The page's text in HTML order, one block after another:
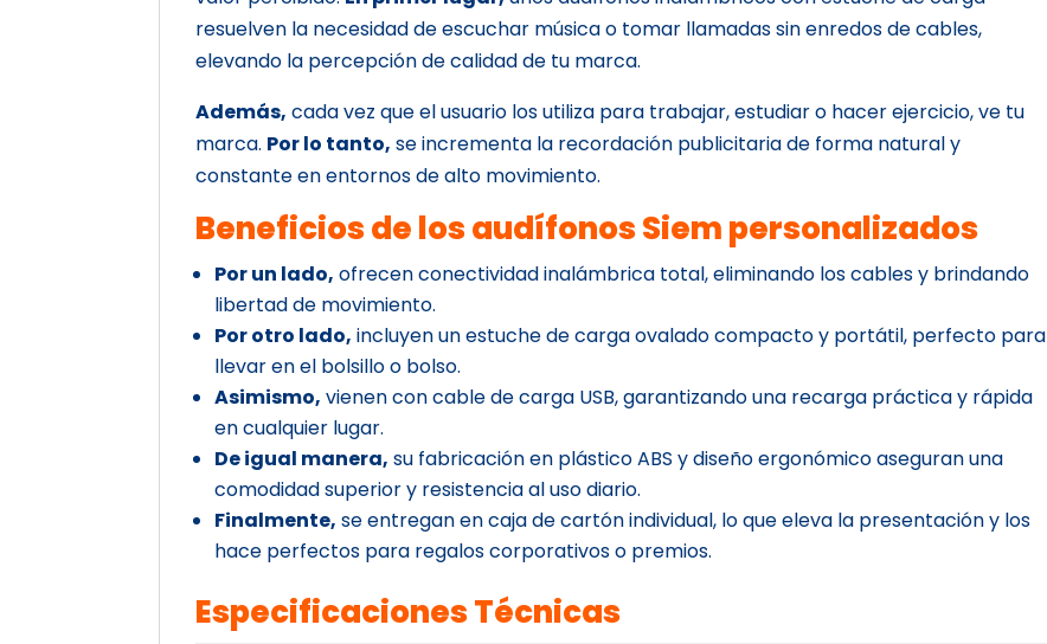
resuelven la necesidad de escuchar música o tomar llamadas sin enredos de cables,
elevando la percepción de calidad de tu marca.
Además, cada vez que el usuario los utiliza para trabajar, estudiar o hacer ejercicio, ve tu
marca. Por lo tanto, se incrementa la recordación publicitaria de forma natural y
constante en entornos de alto movimiento.
Beneficios de los audífonos Siem personalizados
Por un lado, ofrecen conectividad inalámbrica total, eliminando los cables y brindando
libertad de movimiento.
Por otro lado, incluyen un estuche de carga ovalado compacto y portátil, perfecto para
llevar en el bolsillo o bolso.
Asimismo, vienen con cable de carga USB, garantizando una recarga práctica y rápida
en cualquier lugar.
De igual manera, su fabricación en plástico ABS y diseño ergonómico aseguran una
comodidad superior y resistencia al uso diario.
Finalmente, se entregan en caja de cartón individual, lo que eleva la presentación y los
hace perfectos para regalos corporativos o premios.
Especificaciones Técnicas